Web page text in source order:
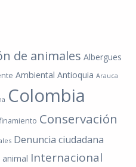
de animales Albergues
Ambiental Antioquia Arauca
Colombia
Conservación
Denuncia ciudadana
Internacional